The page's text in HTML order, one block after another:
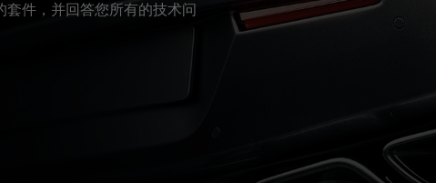
件，并回答您所有的技术问